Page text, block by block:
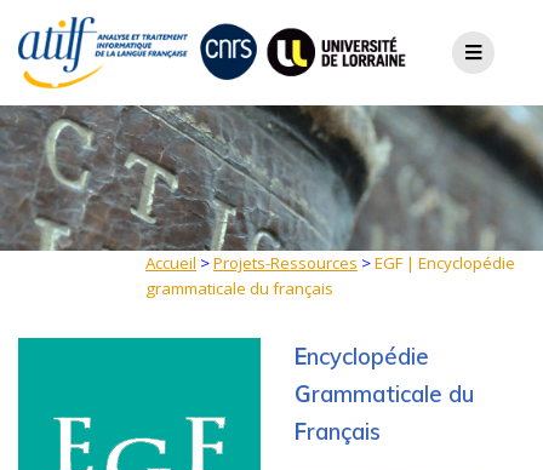
content
Accueil >Projets-Ressources >EGF | Encyclopédie
grammaticale du français
Encyclopédie
Grammaticale du
Français